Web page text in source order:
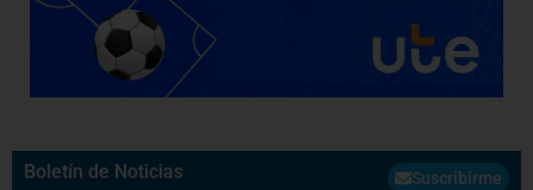
Boletín de Noticias Suscribirme